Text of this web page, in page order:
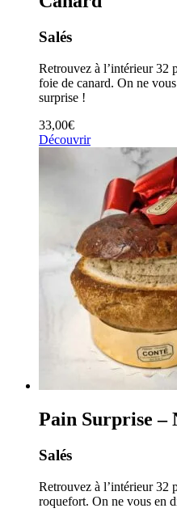
Salés
Retrouvez à l’intérieur 32
foie de canard. On ne
surprise !
33,00€
Découvrir
Pain Surprise –
Salés
Retrouvez à l’intérieur 32
roquefort. On ne vous en